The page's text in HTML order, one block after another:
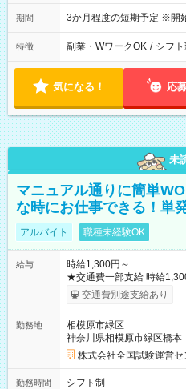
期間 3か月程度の短期予定 ※開
特徴 副業・WワークOK / シフ
気になる！ 応
未
マニュアル通りに簡単
な時にお仕事できる！単
アルバイト 職種未経験OK
給与
時給1,300円～
★交通費一部支給 時給1,300円～ ※試験・役割により手当あり
※勤務回数により昇給あ
り！】 希望される場合、
例】 ・河合塾模擬試験
×8時間＝日収10,400円＋
円の場合あり ・国家試験
円（役割手当＋100円）×6時間
間】試用期間なし
交通費別途支給あり
勤務地
相模原市緑区
神奈川県相模原市緑区橋本
株式会社全国試験運営セ
勤務時間
シフト制